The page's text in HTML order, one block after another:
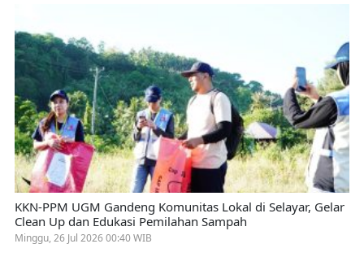
KKN-PPM UGM Gandeng Komunitas Lokal di Selayar, Gelar
Clean Up dan Edukasi Pemilahan Sampah
Minggu, 26 Jul 2026 00:40 WIB